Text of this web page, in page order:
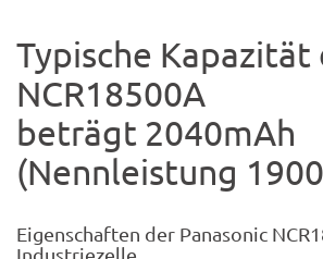
Typische Kapazität
NCR18500A
beträgt 2040mAh
(Nennleistung
Eigenschaften der Panasonic